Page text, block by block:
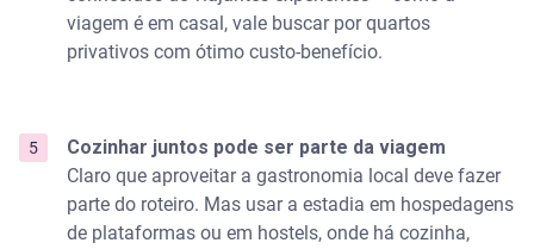
viagem é em casal, vale buscar por quartos
privativos com ótimo custo-benefício.
Cozinhar juntos pode ser parte da viagem
Claro que aproveitar a gastronomia local deve fazer
parte do roteiro. Mas usar a estadia em hospedagens
de plataformas ou em hostels, onde há cozinha,